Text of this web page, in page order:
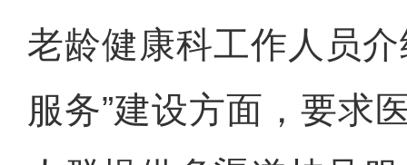
老龄健康科工作人员
服务”建设方面，要求